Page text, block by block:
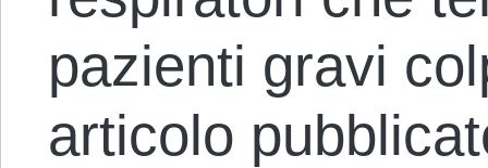
pazienti gravi
articolo